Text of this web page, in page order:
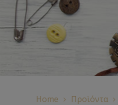
Home Προϊόντα